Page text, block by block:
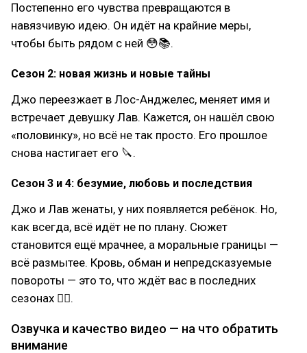
Постепенно его чувства превращаются в
навязчивую идею. Он идёт на крайние меры,
чтобы быть рядом с ней 😳📚.
Сезон 2: новая жизнь и новые тайны
Джо переезжает в Лос-Анджелес, меняет имя и
встречает девушку Лав. Кажется, он нашёл свою
«половинку», но всё не так просто. Его прошлое
снова настигает его 🔪.
Сезон 3 и 4: безумие, любовь и последствия
Джо и Лав женаты, у них появляется ребёнок. Но,
как всегда, всё идёт не по плану. Сюжет
становится ещё мрачнее, а моральные границы —
всё размытее. Кровь, обман и непредсказуемые
повороты — это то, что ждёт вас в последних
сезонах 😵‍💫.
Озвучка и качество видео — на что обратить
внимание